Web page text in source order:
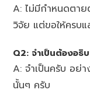
A: ไม่มีกำหนดตา
วิจัย แต่ขอให้ครบแ
Q2: จำเป็นต้องอธิ
A: จำเป็นครับ อย่
นั้นๆ ครับ